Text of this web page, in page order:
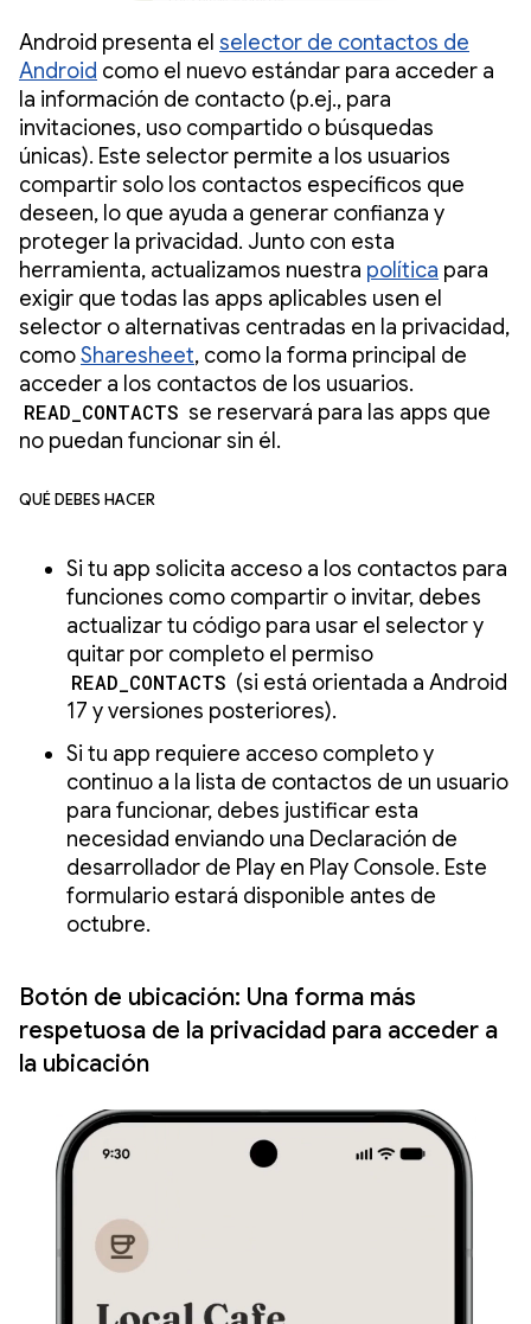
Android presenta el selector de contactos de
Android como el nuevo estándar para acceder a
la información de contacto (p.ej., para
invitaciones, uso compartido o búsquedas
únicas). Este selector permite a los usuarios
compartir solo los contactos específicos que
deseen, lo que ayuda a generar confianza y
proteger la privacidad. Junto con esta
herramienta, actualizamos nuestra política para
exigir que todas las apps aplicables usen el
selector o alternativas centradas en la privacidad,
comoSharesheet, como la forma principal de
acceder a los contactos de los usuarios.
READ_CONTACTS se reservará para las apps que
no puedan funcionar sin él.
Qué debes hacer
Si tu app solicita acceso a los contactos para
funciones como compartir o invitar, debes
actualizar tu código para usar el selector y
quitar por completo el permiso
READ_CONTACTS (si está orientada a Android
17 y versiones posteriores).
Si tu app requiere acceso completo y
continuo a la lista de contactos de un usuario
para funcionar, debes justificar esta
necesidad enviando una Declaración de
desarrollador de Play en Play Console. Este
formulario estará disponible antes de
octubre.
Botón de ubicación: Una forma más
respetuosa de la privacidad para acceder a
la ubicación